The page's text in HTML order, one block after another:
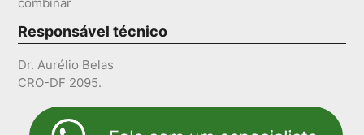
Responsável técnico
Dr. Aurélio Belas
CRO-DF 2095.